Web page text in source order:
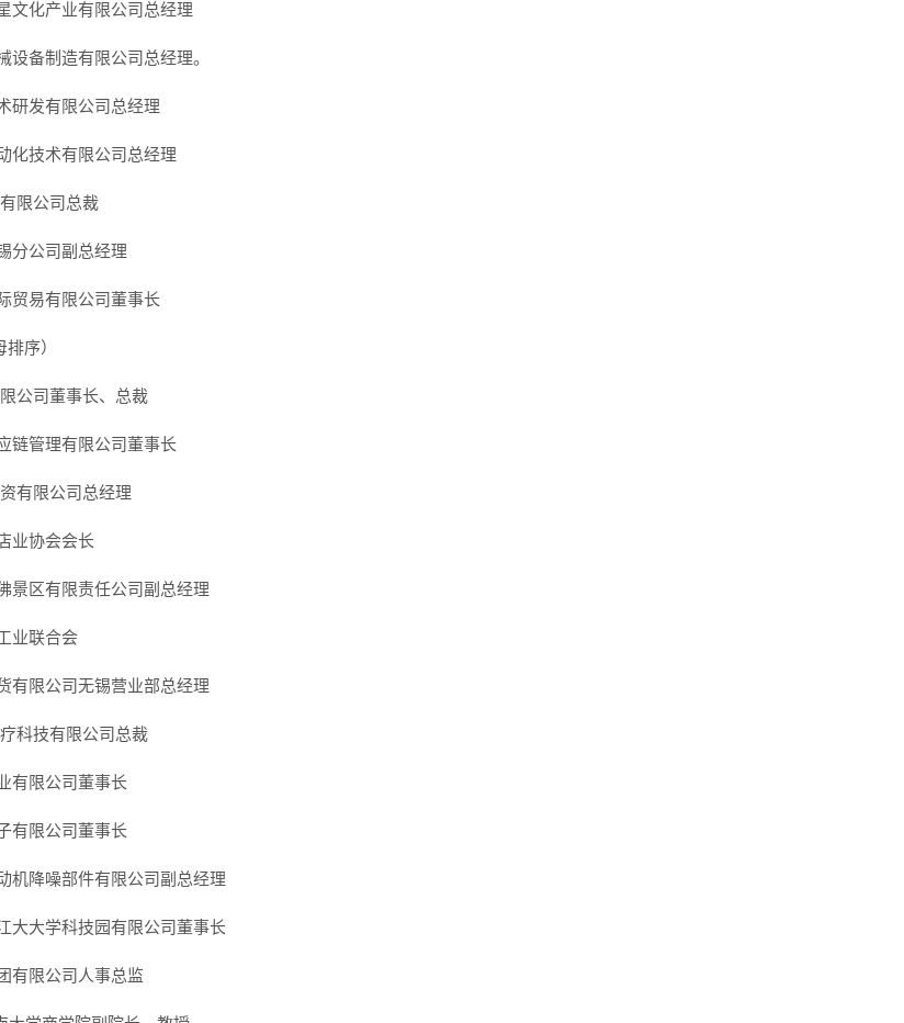
文化产业有限公司总经理
设备制造有限公司总经理。
研发有限公司总经理
化技术有限公司总经理
限公司总裁
分公司副总经理
贸易有限公司董事长
序）
公司董事长、总裁
链管理有限公司董事长
有限公司总经理
业协会会长
景区有限责任公司副总经理
业联合会
有限公司无锡营业部总经理
科技有限公司总裁
有限公司董事长
有限公司董事长
机降噪部件有限公司副总经理
大大学科技园有限公司董事长
有限公司人事总监